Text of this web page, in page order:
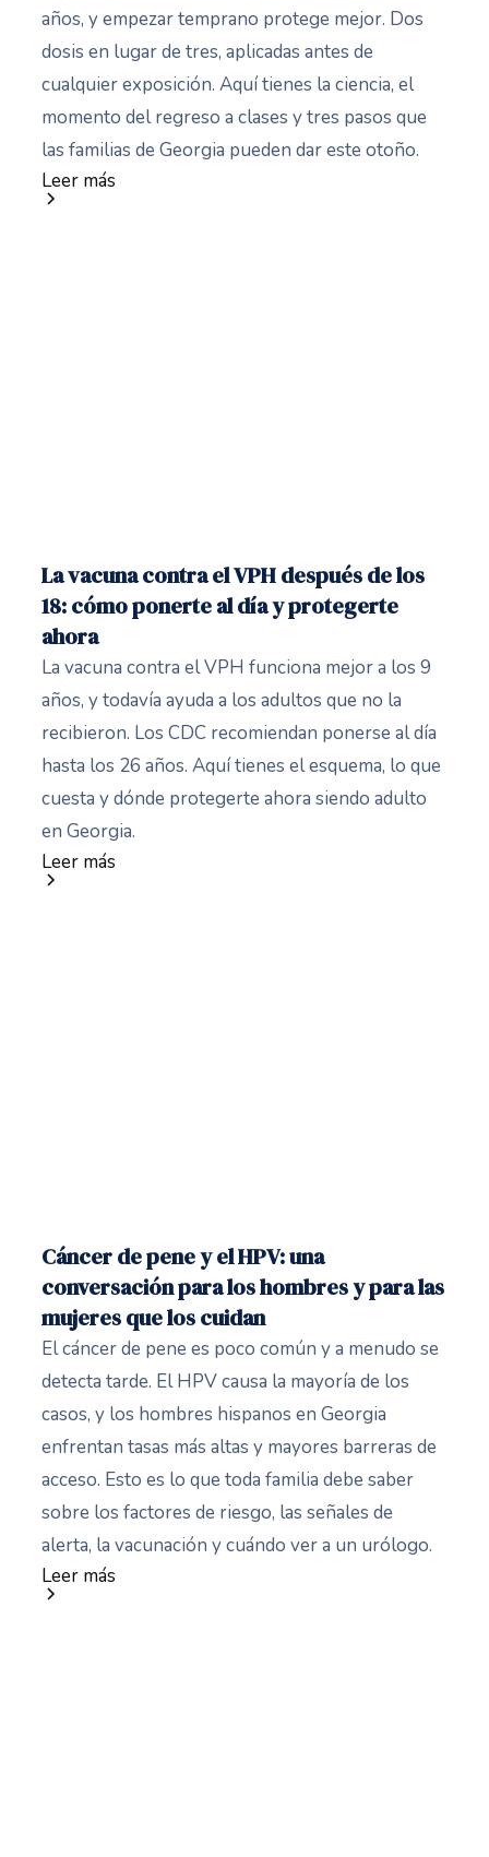
años, y empezar temprano protege mejor. Dos
dosis en lugar de tres, aplicadas antes de
cualquier exposición. Aquí tienes la ciencia, el
momento del regreso a clases y tres pasos que
las familias de Georgia pueden dar este otoño.
Leer más
La vacuna contra el VPH después de los
18: cómo ponerte al día y protegerte
ahora
La vacuna contra el VPH funciona mejor a los 9
años, y todavía ayuda a los adultos que no la
recibieron. Los CDC recomiendan ponerse al día
hasta los 26 años. Aquí tienes el esquema, lo que
cuesta y dónde protegerte ahora siendo adulto
en Georgia.
Leer más
Cáncer de pene y el HPV: una
conversación para los hombres y para las
mujeres que los cuidan
El cáncer de pene es poco común y a menudo se
detecta tarde. El HPV causa la mayoría de los
casos, y los hombres hispanos en Georgia
enfrentan tasas más altas y mayores barreras de
acceso. Esto es lo que toda familia debe saber
sobre los factores de riesgo, las señales de
alerta, la vacunación y cuándo ver a un urólogo.
Leer más